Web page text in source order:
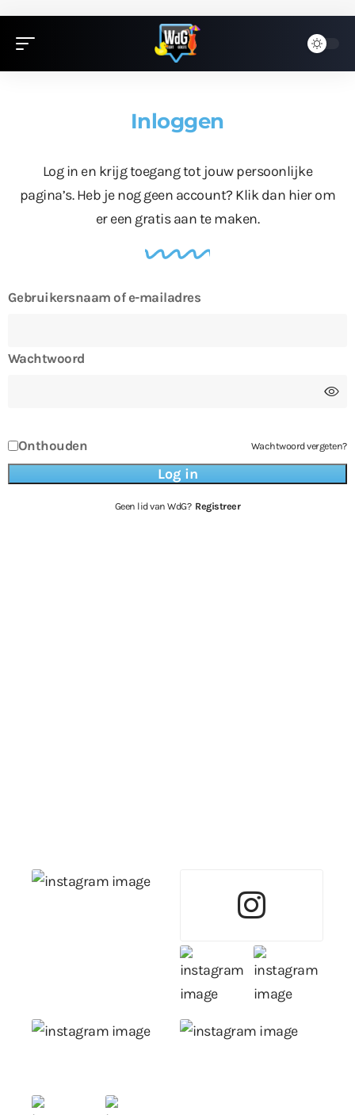
Inloggen
Log in en krijg toegang tot jouw persoonlijke
pagina’s. Heb je nog geen account? Klik dan hierom
er een gratis aan te maken.
Gebruikersnaam of e-mailadres
Wachtwoord
Onthouden Wachtwoord vergeten?
Geen lid van WdG? Registreer